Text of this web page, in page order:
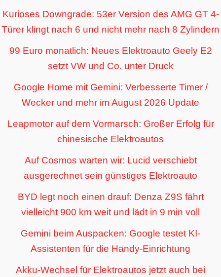
Kurioses Downgrade: 53er Version des AMG GT 4-
Türer klingt nach 6 und nicht mehr nach 8 Zylindern
99 Euro monatlich: Neues Elektroauto Geely E2
setzt VW und Co. unter Druck
Google Home mit Gemini: Verbesserte Timer /
Wecker und mehr im August 2026 Update
Leapmotor auf dem Vormarsch: Großer Erfolg für
chinesische Elektroautos
Auf Cosmos warten wir: Lucid verschiebt
ausgerechnet sein günstiges Elektroauto
BYD legt noch einen drauf: Denza Z9S fährt
vielleicht 900 km weit und lädt in 9 min voll
Gemini beim Auspacken: Google testet KI-
Assistenten für die Handy-Einrichtung
Akku-Wechsel für Elektroautos jetzt auch bei